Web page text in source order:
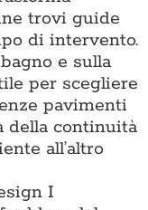
trovi guide
di intervento.
e sulla
per scegliere
pavimenti
della continuità
all’altro
I